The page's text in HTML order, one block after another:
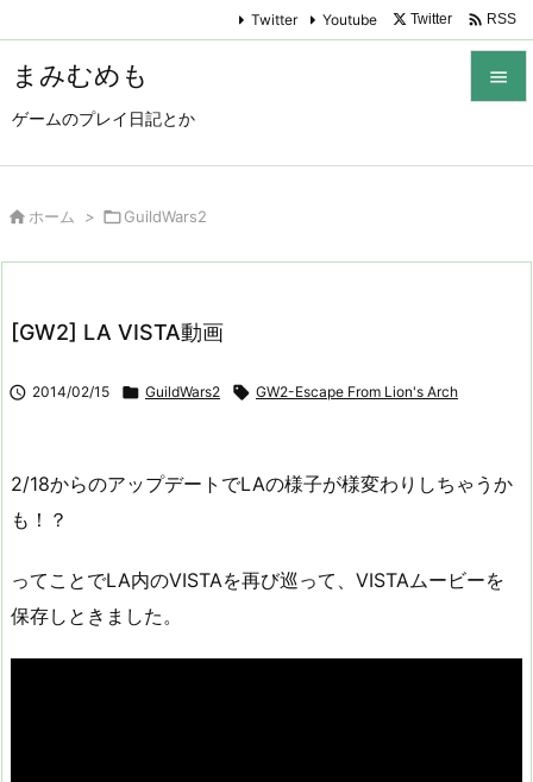
まみむめも
ゲームのプレイ日記とか

Twitter Youtube Twitter  RSS
 ホーム > GuildWars2
[GW2] LA VISTA動画
 2014/02/15  GuildWars2  GW2-Escape From Lion's Arch
2/18からのアップデートでLAの様子が様変わりしちゃうか
も！？
ってことでLA内のVISTAを再び巡って、VISTAムービーを
保存しときました。